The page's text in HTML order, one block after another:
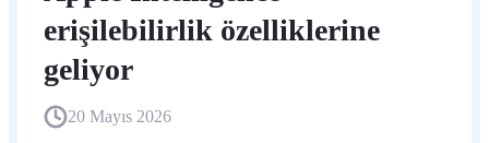
erişilebilirlik özelliklerine
geliyor
20 Mayıs 2026